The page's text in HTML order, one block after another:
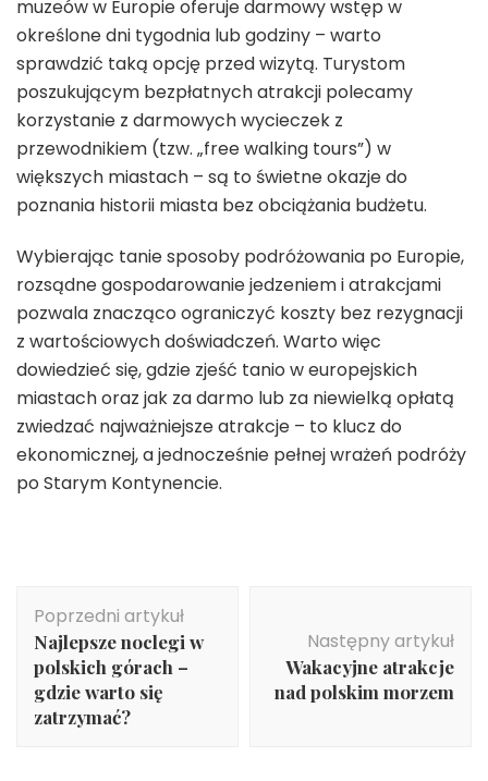
muzeów w Europie oferuje darmowy wstęp w
określone dni tygodnia lub godziny – warto
sprawdzić taką opcję przed wizytą. Turystom
poszukującym bezpłatnych atrakcji polecamy
korzystanie z darmowych wycieczek z
przewodnikiem (tzw. „free walking tours”) w
większych miastach – są to świetne okazje do
poznania historii miasta bez obciążania budżetu.
Wybierając tanie sposoby podróżowania po Europie,
rozsądne gospodarowanie jedzeniem i atrakcjami
pozwala znacząco ograniczyć koszty bez rezygnacji
z wartościowych doświadczeń. Warto więc
dowiedzieć się, gdzie zjeść tanio w europejskich
miastach oraz jak za darmo lub za niewielką opłatą
zwiedzać najważniejsze atrakcje – to klucz do
ekonomicznej, a jednocześnie pełnej wrażeń podróży
po Starym Kontynencie.
wpisu
Poprzedni artykuł
Najlepsze noclegi w
polskich górach –
gdzie warto się
zatrzymać?
Następny artykuł
Wakacyjne atrakcje
nad polskim morzem